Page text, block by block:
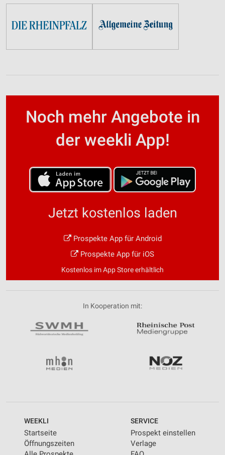
Noch mehr Angebote in
der weekli App!
Jetzt kostenlos laden
Prospekte App für Android
Prospekte App für iOS
Kostenlos im App Store erhältlich
In Kooperation mit:
WEEKLI
Startseite
Öffnungszeiten
SERVICE
Prospekt einstellen
Verlage